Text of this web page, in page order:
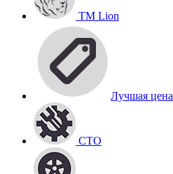
TM Lion
Лучшая цена
СТО